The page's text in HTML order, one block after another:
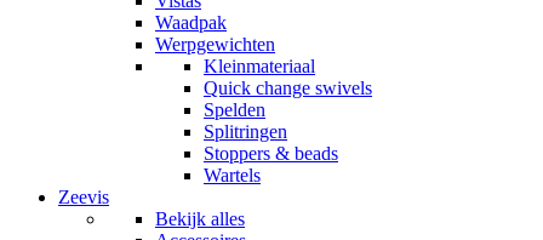
Waadpak
Werpgewichten
Kleinmateriaal
Quick change swivels
Spelden
Splitringen
Stoppers & beads
Wartels
Zeevis
Bekijk alles